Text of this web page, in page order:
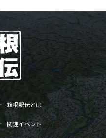
箱根駅伝とは
関連イベント